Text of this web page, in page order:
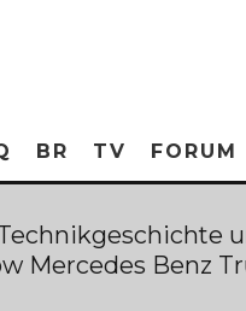
BR TV FORUM
Mercedes Benz